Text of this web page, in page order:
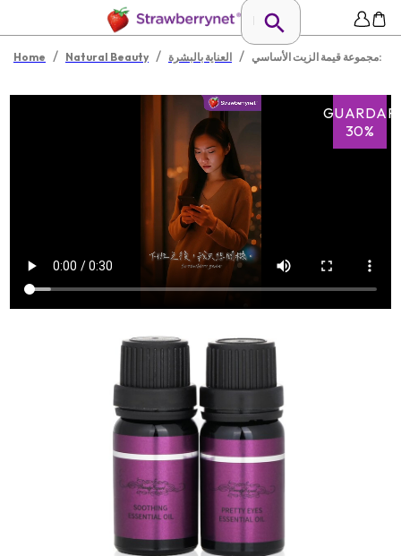
Home / Natural Beauty / العناية بالبشرة / مجموعة قيمة الزيت الأساسي:
GUARDAR
30%